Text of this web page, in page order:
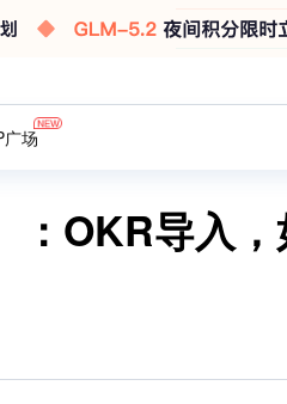
广场
：OKR导入